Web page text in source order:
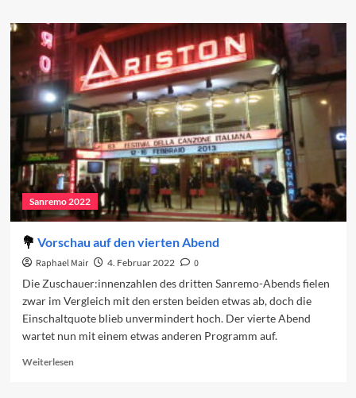
Sanremo
2022:
Der
vierte
Abend
Sanremo 2022
Vorschau auf den vierten Abend
Raphael Mair 4. Februar 2022
0
Die Zuschauer:innenzahlen des dritten Sanremo-Abends fielen
zwar im Vergleich mit den ersten beiden etwas ab, doch die
Einschaltquote blieb unvermindert hoch. Der vierte Abend
wartet nun mit einem etwas anderen Programm auf.
WeiterlesenRead